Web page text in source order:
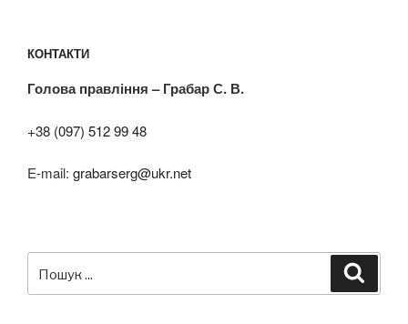
КОНТАКТИ
Голова правління – Грабар С. В.
+38 (097) 512 99 48
E-mail: grabarserg@ukr.net
за